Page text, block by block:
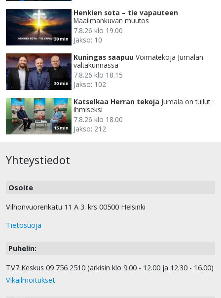
30 min
Henkien sota – tie vapauteen
Maailmankuvan muutos
7.8.26 klo 19.00
Jakso: 10
30 min
Kuningas saapuu Voimatekoja Jumalan
valtakunnassa
7.8.26 klo 18.15
Jakso: 102
15 min
Katselkaa Herran tekoja Jumala on tullut
ihmiseksi
7.8.26 klo 18.00
Jakso: 212
Yhteystiedot
Osoite
Vilhonvuorenkatu 11 A 3. krs 00500 Helsinki
Tietosuoja
Puhelin:
TV7 Keskus 09 756 2510 (arkisin klo 9.00 - 12.00 ja 12.30 - 16.00)
Vikailmoitukset